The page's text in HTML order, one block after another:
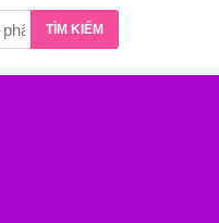
TÌM KIẾM